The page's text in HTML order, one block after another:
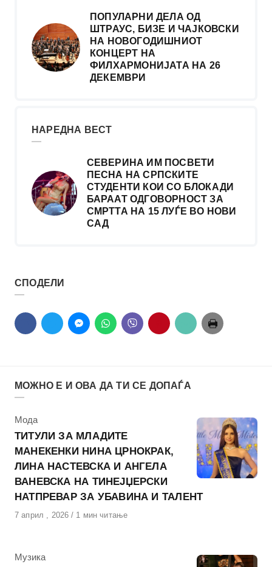
ПОПУЛАРНИ ДЕЛА ОД
ШТРАУС, БИЗЕ И ЧАЈКОВСКИ
НА НОВОГОДИШНИОТ
КОНЦЕРТ НА
ФИЛХАРМОНИЈАТА НА 26
ДЕКЕМВРИ
НАРЕДНА ВЕСТ
СЕВЕРИНА ИМ ПОСВЕТИ
ПЕСНА НА СРПСКИТЕ
СТУДЕНТИ КОИ СО БЛОКАДИ
БАРААТ ОДГОВОРНОСТ ЗА
СМРТТА НА 15 ЛУЃЕ ВО НОВИ
САД
СПОДЕЛИ
МОЖНО Е И ОВА ДА ТИ СЕ ДОПАЃА
КАтегорија
Мода
ТИТУЛИ ЗА МЛАДИТЕ
МАНЕКЕНКИ НИНА ЦРНОКРАК,
ЛИНА НАСТЕВСКА И АНГЕЛА
ВАНЕВСКА НА ТИНЕЈЏЕРСКИ
НАТПРЕВАР ЗА УБАВИНА И ТАЛЕНТ
Објавено
7 април , 2026 1 мин читање
КАтегорија
Музика